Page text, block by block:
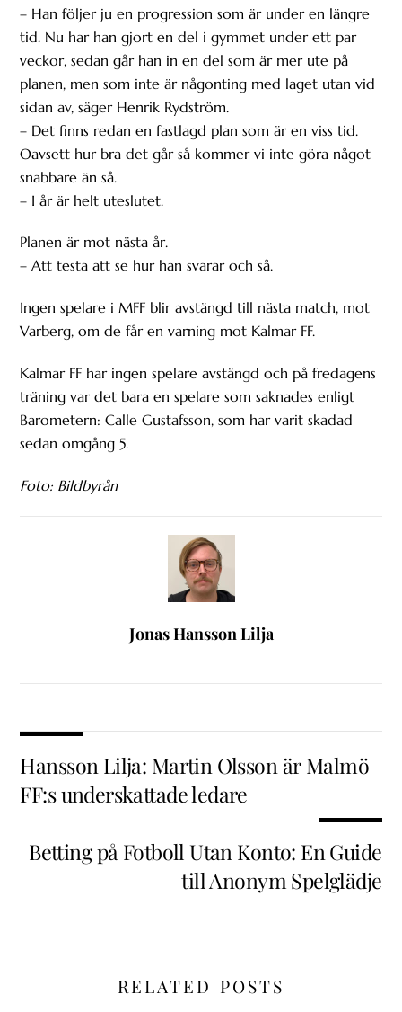
– Han följer ju en progression som är under en längre
tid. Nu har han gjort en del i gymmet under ett par
veckor, sedan går han in en del som är mer ute på
planen, men som inte är någonting med laget utan vid
sidan av, säger Henrik Rydström.
– Det finns redan en fastlagd plan som är en viss tid.
Oavsett hur bra det går så kommer vi inte göra något
snabbare än så.
– I år är helt uteslutet.
Planen är mot nästa år.
– Att testa att se hur han svarar och så.
Ingen spelare i MFF blir avstängd till nästa match, mot
Varberg, om de får en varning mot Kalmar FF.
Kalmar FF har ingen spelare avstängd och på fredagens
träning var det bara en spelare som saknades enligt
Barometern: Calle Gustafsson, som har varit skadad
sedan omgång 5.
Foto: Bildbyrån
Jonas Hansson Lilja
Hansson Lilja: Martin Olsson är Malmö
FF:s underskattade ledare
Betting på Fotboll Utan Konto: En Guide
till Anonym Spelglädje
RELATED POSTS